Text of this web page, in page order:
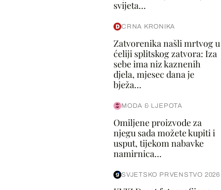
svijeta...
CRNA KRONIKA
Zatvorenika našli mrtvog u
ćeliji splitskog zatvora: Iza
sebe ima niz kaznenih
djela, mjesec dana je
bježa...
MODA & LJEPOTA
Omiljene proizvode za
njegu sada možete kupiti i
usput, tijekom nabavke
namirnica...
SVJETSKO PRVENSTVO 2026